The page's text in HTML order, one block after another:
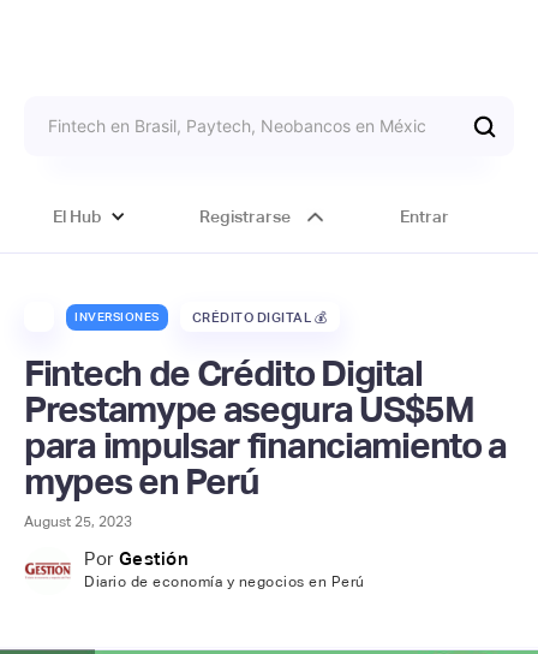
El Hub Registrarse Entrar
INVERSIONES CRÉDITO DIGITAL 💰
Fintech de Crédito Digital
Prestamype asegura US$5M
para impulsar financiamiento a
mypes en Perú
August 25, 2023
Por Gestión
Diario de economía y negocios en Perú